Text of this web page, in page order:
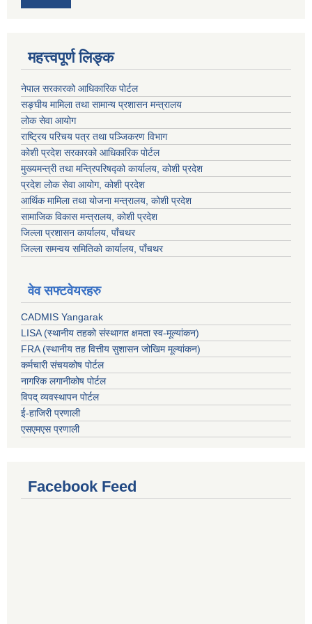
महत्त्वपूर्ण लिङ्क
नेपाल सरकारको आधिकारिक पोर्टल
सङ्‍घीय मामिला तथा सामान्य प्रशासन मन्त्रालय
लोक सेवा आयोग
राष्ट्रिय परिचय पत्र तथा पञ्जिकरण विभाग
कोशी प्रदेश सरकारको आधिकारिक पोर्टल
मुख्यमन्त्री तथा मन्त्रिपरिषद्को कार्यालय, कोशी प्रदेश
प्रदेश लोक सेवा आयोग, कोशी प्रदेश
आर्थिक मामिला तथा योजना मन्त्रालय, कोशी प्रदेश
सामाजिक विकास मन्त्रालय, कोशी प्रदेश
जिल्ला प्रशासन कार्यालय, पाँचथर
जिल्ला समन्वय समितिको कार्यालय, पाँचथर
वेव सफ्टवेयरहरु
CADMIS Yangarak
LISA (स्थानीय तहको संस्थागत क्षमता स्व-मूल्यांकन)
FRA (स्थानीय तह वित्तीय सुशासन जोखिम मूल्यांकन)
कर्मचारी संचयकोष पोर्टल
नागरिक लगानीकोष पोर्टल
विपद् व्यवस्थापन पोर्टल
ई-हाजिरी प्रणाली
एसएमएस प्रणाली
Facebook Feed